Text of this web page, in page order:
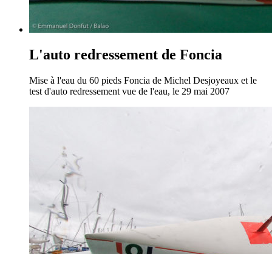
L'auto redressement de Foncia
Mise à l'eau du 60 pieds Foncia de Michel Desjoyeaux et le
test d'auto redressement vue de l'eau, le 29 mai 2007